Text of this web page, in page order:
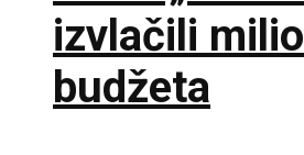
izvlačili
budžeta